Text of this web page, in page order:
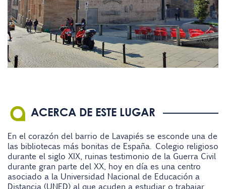
ACERCA DE ESTE LUGAR
En el corazón del barrio de Lavapiés se esconde una de
las bibliotecas más bonitas de España. Colegio religioso
durante el siglo XIX, ruinas testimonio de la Guerra Civil
durante gran parte del XX, hoy en día es una centro
asociado a la Universidad Nacional de Educación a
Distancia (UNED) al que acuden a estudiar o trabajar